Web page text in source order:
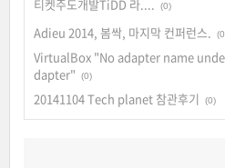
티켓주도개발TiDD 라....
(0)
Adieu 2014, 봄싹, 마지막 컨퍼런스.
VirtualBox "No adapter name
dapter"
(0)
20141104 Tech planet 참관후기
(0)